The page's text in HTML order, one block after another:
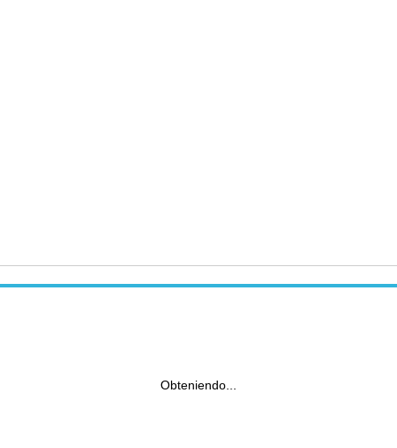
Obteniendo...